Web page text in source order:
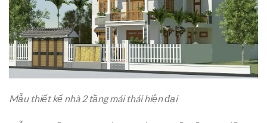
Mẫu thiết kế nhà 2 tầng mái thái hiện đại